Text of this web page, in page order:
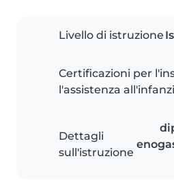
Livello di istruzione
Certificazioni per
l'assistenza
Dettagli
sull'istruzione